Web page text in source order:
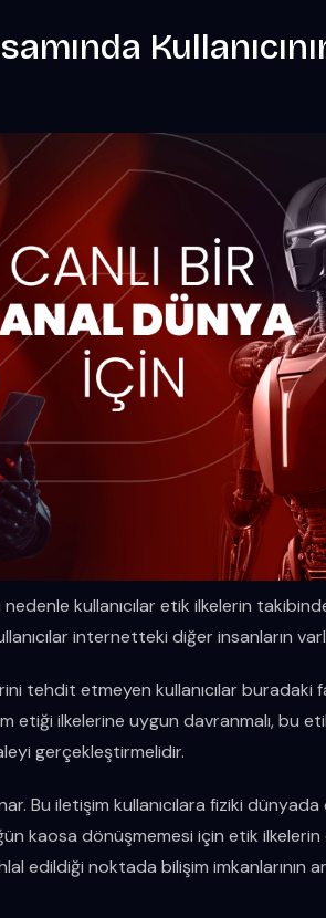
kullanıcılar etik ilkelerin
internetteki diğer insanların
tehdit etmeyen kullanıcılar buradaki
etiği ilkelerine uygun davranmalı, bu
gerçekleştirmelidir.
Bu iletişim kullanıcılara fiziki
kaosa dönüşmemesi için etik ilkelerin
edildiği noktada bilişim imkanlarının